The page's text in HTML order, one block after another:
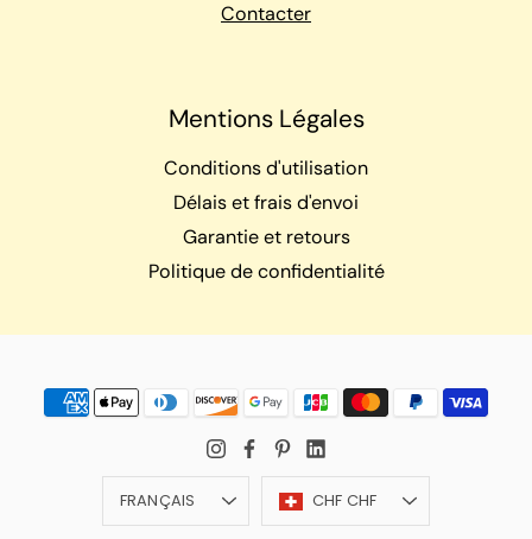
Contacter
Mentions Légales
Conditions d'utilisation
Délais et frais d'envoi
Garantie et retours
Politique de confidentialité
Langue
FRANÇAIS Devise
CHF CHF